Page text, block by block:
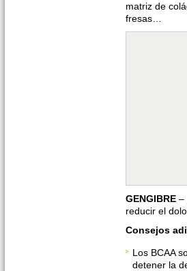
matriz de
fresas…
GENGIBRE –
reducir el
Consejos
Los BCAA
detener la